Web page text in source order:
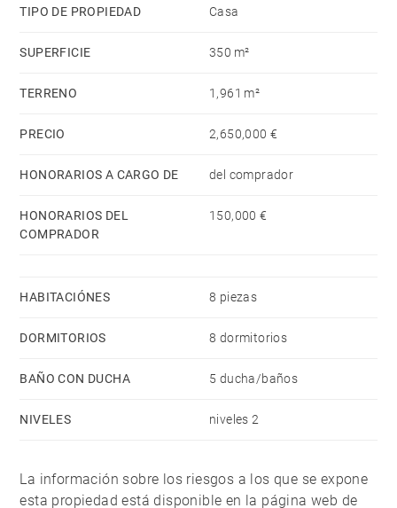
comfortable and independent accommodation for
The property sits on a beautifully landscaped plot of
(12m x 6m ) and pool house, creating a perfect setting
to enjoy the outdoor lifestyle.
TIPO DE PROPIEDAD Casa
SUPERFICIE 350 m²
TERRENO 1,961 m²
PRECIO 2,650,000 €
HONORARIOS A CARGO DE del comprador
HONORARIOS DEL
COMPRADOR
150,000 €
HABITACIÓNES 8 piezas
DORMITORIOS 8 dormitorios
BAÑO CON DUCHA 5 ducha/baños
NIVELES niveles 2
La información sobre los riesgos a los que se expone
esta propiedad está disponible en la página web de